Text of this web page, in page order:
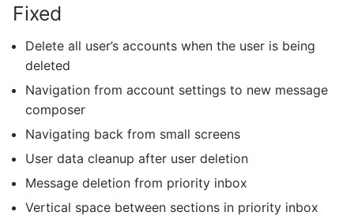
Fixed
Delete all user’s accounts when the user is being
deleted
Navigation from account settings to new message
composer
Navigating back from small screens
User data cleanup after user deletion
Message deletion from priority inbox
Vertical space between sections in priority inbox